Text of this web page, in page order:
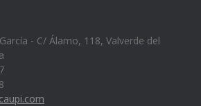
- C/ Álamo, 118, Valverde del